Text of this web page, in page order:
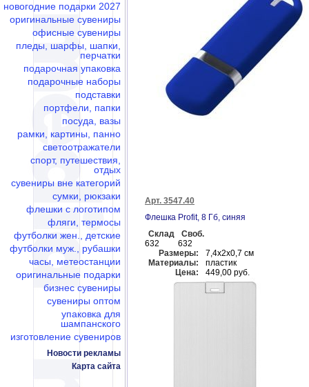
новогодние подарки 2027
оригинальные сувениры
офисные сувениры
пледы, шарфы, шапки,
перчатки
подарочная упаковка
подарочные наборы
подставки
портфели, папки
посуда, вазы
рамки, картины, панно
светоотражатели
спорт, путешествия,
отдых
сувениры вне категорий
сумки, рюкзаки
флешки c логотипом
фляги, термосы
футболки жен., детские
футболки муж., рубашки
часы, метеостанции
оригинальные подарки
бизнес сувениры
сувениры оптом
упаковка для
шампанского
изготовление сувениров
Новости рекламы
Карта сайта
Арт. 3547.40
Флешка Profit, 8 Гб, синяя
Склад
Своб.
632
632
Размеры:
7,4х2х0,7 см
Материалы:
пластик
Цена:
449,00 руб.